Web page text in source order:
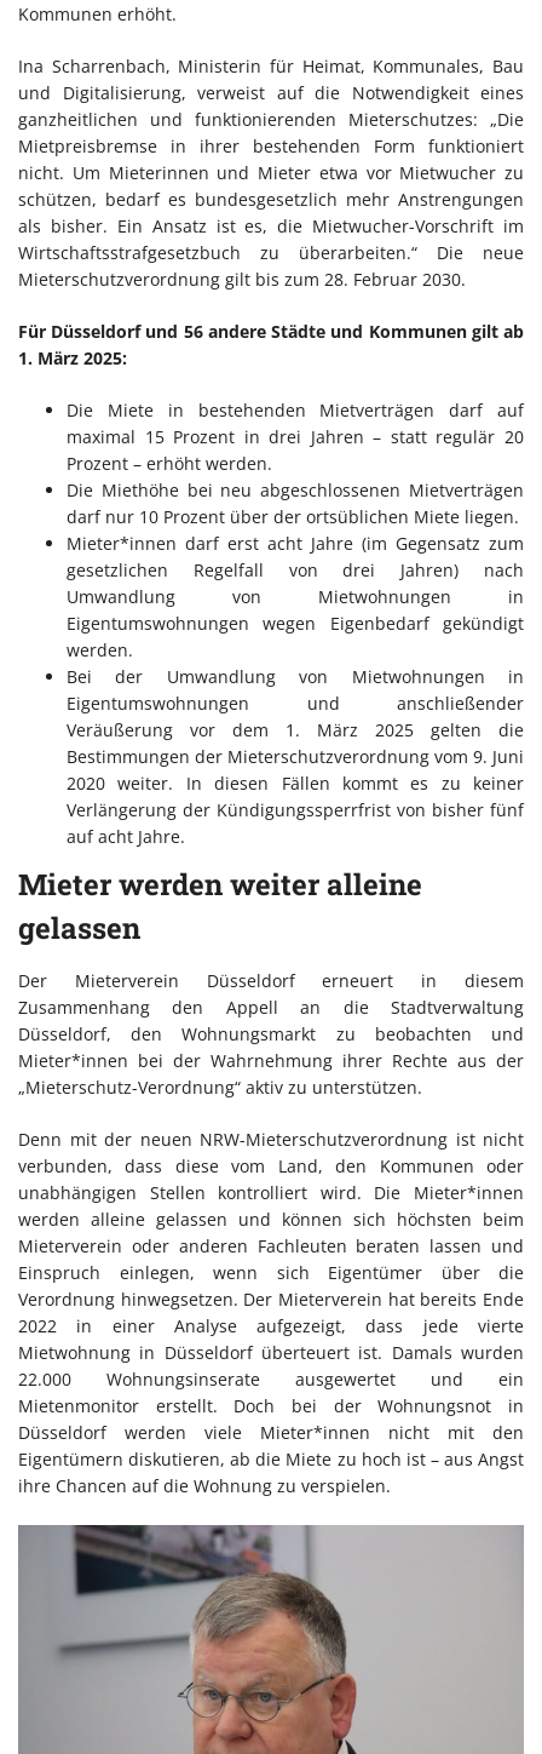
Kommunen erhöht.
Ina Scharrenbach, Ministerin für Heimat, Kommunales, Bau
und Digitalisierung, verweist auf die Notwendigkeit eines
ganzheitlichen und funktionierenden Mieterschutzes: „Die
Mietpreisbremse in ihrer bestehenden Form funktioniert
nicht. Um Mieterinnen und Mieter etwa vor Mietwucher zu
schützen, bedarf es bundesgesetzlich mehr Anstrengungen
als bisher. Ein Ansatz ist es, die Mietwucher-Vorschrift im
Wirtschaftsstrafgesetzbuch zu überarbeiten.“ Die neue
Mieterschutzverordnung gilt bis zum 28. Februar 2030.
Für Düsseldorf und 56 andere Städte und Kommunen gilt ab
1. März 2025:
Die Miete in bestehenden Mietverträgen darf auf
maximal 15 Prozent in drei Jahren – statt regulär 20
Prozent – erhöht werden.
Die Miethöhe bei neu abgeschlossenen Mietverträgen
darf nur 10 Prozent über der ortsüblichen Miete liegen.
Mieter*innen darf erst acht Jahre (im Gegensatz zum
gesetzlichen Regelfall von drei Jahren) nach
Umwandlung von Mietwohnungen in
Eigentumswohnungen wegen Eigenbedarf gekündigt
werden.
Bei der Umwandlung von Mietwohnungen in
Eigentumswohnungen und anschließender
Veräußerung vor dem 1. März 2025 gelten die
Bestimmungen der Mieterschutzverordnung vom 9. Juni
2020 weiter. In diesen Fällen kommt es zu keiner
Verlängerung der Kündigungssperrfrist von bisher fünf
auf acht Jahre.
Mieter werden weiter alleine
gelassen
Der Mieterverein Düsseldorf erneuert in diesem
Zusammenhang den Appell an die Stadtverwaltung
Düsseldorf, den Wohnungsmarkt zu beobachten und
Mieter*innen bei der Wahrnehmung ihrer Rechte aus der
„Mieterschutz-Verordnung“ aktiv zu unterstützen.
Denn mit der neuen NRW-Mieterschutzverordnung ist nicht
verbunden, dass diese vom Land, den Kommunen oder
unabhängigen Stellen kontrolliert wird. Die Mieter*innen
werden alleine gelassen und können sich höchsten beim
Mieterverein oder anderen Fachleuten beraten lassen und
Einspruch einlegen, wenn sich Eigentümer über die
Verordnung hinwegsetzen. Der Mieterverein hat bereits Ende
2022 in einer Analyse aufgezeigt, dass jede vierte
Mietwohnung in Düsseldorf überteuert ist. Damals wurden
22.000 Wohnungsinserate ausgewertet und ein
Mietenmonitor erstellt. Doch bei der Wohnungsnot in
Düsseldorf werden viele Mieter*innen nicht mit den
Eigentümern diskutieren, ab die Miete zu hoch ist – aus Angst
ihre Chancen auf die Wohnung zu verspielen.